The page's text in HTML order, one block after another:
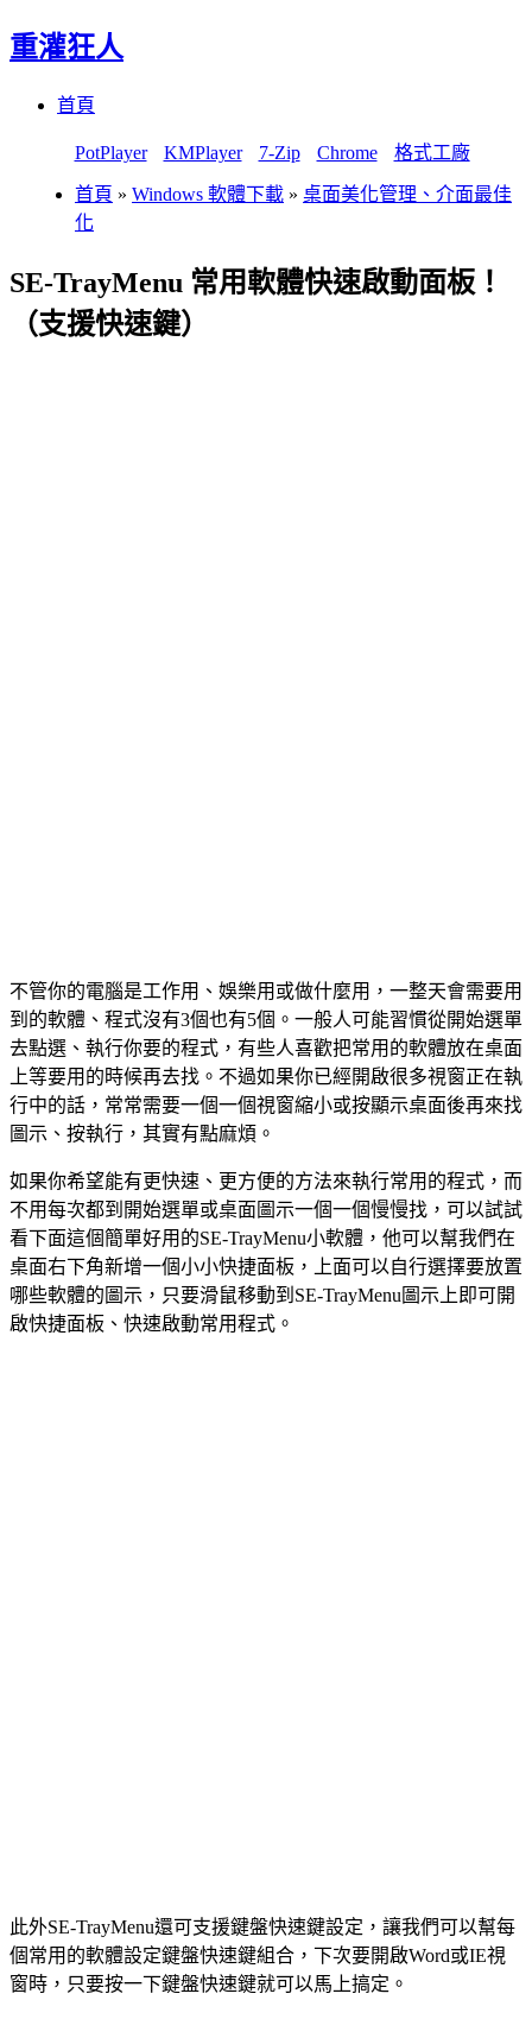
重灌狂人
首頁
PotPlayer KMPlayer 7-Zip Chrome 格式工廠
首頁 » Windows 軟體下載 » 桌面美化管理、介面最佳
化
SE-TrayMenu 常用軟體快速啟動面板！
（支援快速鍵）
不管你的電腦是工作用、娛樂用或做什麼用，一整天會需要用
到的軟體、程式沒有3個也有5個。一般人可能習慣從開始選單
去點選、執行你要的程式，有些人喜歡把常用的軟體放在桌面
上等要用的時候再去找。不過如果你已經開啟很多視窗正在執
行中的話，常常需要一個一個視窗縮小或按顯示桌面後再來找
圖示、按執行，其實有點麻煩。
如果你希望能有更快速、更方便的方法來執行常用的程式，而
不用每次都到開始選單或桌面圖示一個一個慢慢找，可以試試
看下面這個簡單好用的SE-TrayMenu小軟體，他可以幫我們在
桌面右下角新增一個小小快捷面板，上面可以自行選擇要放置
哪些軟體的圖示，只要滑鼠移動到SE-TrayMenu圖示上即可開
啟快捷面板、快速啟動常用程式。
此外SE-TrayMenu還可支援鍵盤快速鍵設定，讓我們可以幫每
個常用的軟體設定鍵盤快速鍵組合，下次要開啟Word或IE視
窗時，只要按一下鍵盤快速鍵就可以馬上搞定。